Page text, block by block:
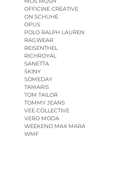
OFFICINE CREATIVE
ON SCHUHE
OPUS
POLO RALPH LAUREN
RAGWEAR
REISENTHEL
RICHROYAL
SANETTA
SKINY
SOMEDAY
TAMARIS
TOM TAILOR
TOMMY JEANS
VEE COLLECTIVE
VERO MODA
WEEKEND MAX MARA
WMF